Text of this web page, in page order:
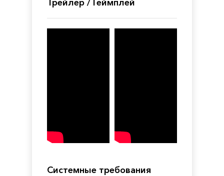
Трейлер / Геймплей
Системные требования